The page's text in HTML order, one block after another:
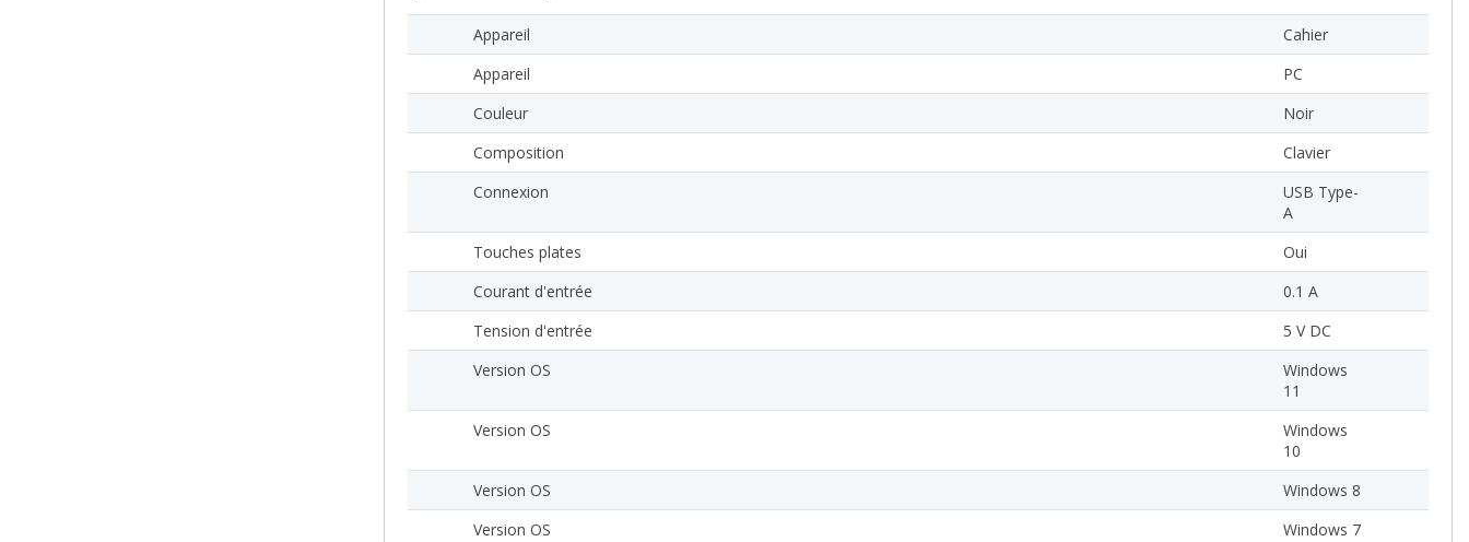
Appareil
Cahier
Appareil
PC
Couleur
Noir
Composition
Clavier
Connexion
USB Type-
A
Touches plates
Oui
Courant d'entrée
0.1 A
Tension d'entrée
5 V DC
Version OS
Windows
11
Version OS
Windows
10
Version OS
Windows 8
Version OS
Windows 7